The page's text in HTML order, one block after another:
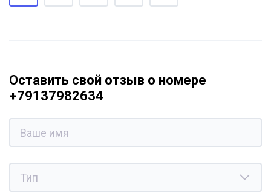
Оставить свой отзыв о номере
+79137982634